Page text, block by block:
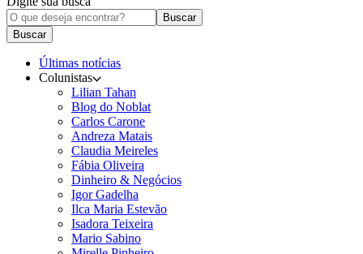
Buscar
Buscar
Últimas notícias
Colunistas
Lilian Tahan
Blog do Noblat
Carlos Carone
Andreza Matais
Claudia Meireles
Fábia Oliveira
Dinheiro & Negócios
Igor Gadelha
Ilca Maria Estevão
Isadora Teixeira
Mario Sabino